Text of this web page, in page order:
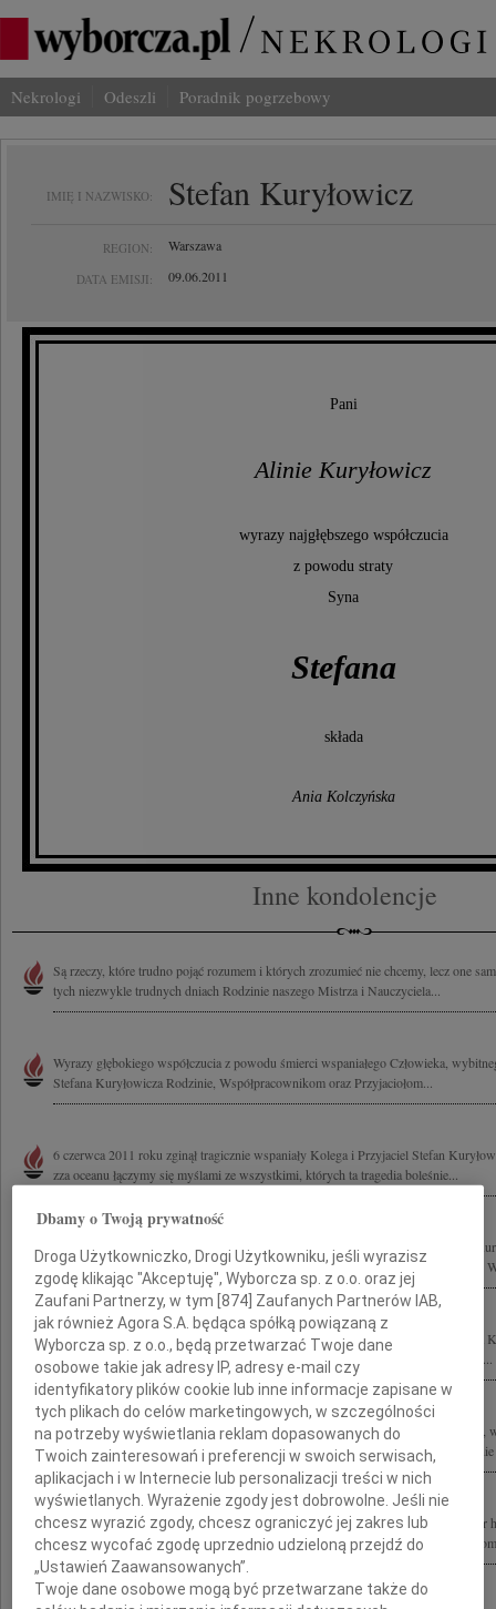
Nekrologi Odeszli Poradnik pogrzebowy
IMIĘ I NAZWISKO: Stefan Kuryłowicz
REGION: Warszawa
DATA EMISJI: 09.06.2011
Pani
Alinie Kuryłowicz
wyrazy najgłębszego współczucia
z powodu straty
Syna
Stefana
składa
Ania Kolczyńska
Inne kondolencje
Są rzeczy, które trudno pojąć rozumem i których zrozumieć nie chcemy, lecz one
tych niezwykle trudnych dniach Rodzinie naszego Mistrza i Nauczyciela...
Wyrazy głębokiego współczucia z powodu śmierci wspaniałego Człowieka,
Stefana Kuryłowicza Rodzinie, Współpracownikom oraz Przyjaciołom...
6 czerwca 2011 roku zginął tragicznie wspaniały Kolega i Przyjaciel Stefan
zza oceanu łączymy się myślami ze wszystkimi, których ta tragedia boleśnie...
Z powodu tragicznej śmierci naszego Kolegi, wybitnego architekta prof. Stefana
Przyjaciołom oraz Współpracownikom składamy wyrazy głębokiego współczucia.
Z wielkim smutkiem i żalem żegnam tragicznie zmarłego Kolegę profesora
tragedii składam wyrazy współczucia prof. Ewie Kuryłowicz wszystkim Bliskim i...
Z wielkim żalem przyjęliśmy wiadomość o tragicznej śmierci wybitnego architekta,
Konkursu Polski Cement w Architekturze prof. arch. Stefana Kuryłowicza Rodzinie
Z prawdziwym smutkiem przyjęliśmy wiadomość o tragicznej śmierci Profesora dr
Wszystkie wybitne projekty na długo zapadną nam w pamięć Rodzinie,
Dbamy o Twoją prywatność
Droga Użytkowniczko, Drogi Użytkowniku, jeśli wyrazisz
zgodę klikając "Akceptuję", Wyborcza sp. z o.o. oraz jej
Zaufani Partnerzy, w tym [874 ] Zaufanych Partnerów IAB,
jak również Agora S.A. będąca spółką powiązaną z
Wyborcza sp. z o.o., będą przetwarzać Twoje dane
osobowe takie jak adresy IP, adresy e-mail czy
identyfikatory plików cookie lub inne informacje zapisane w
tych plikach do celów marketingowych, w szczególności
na potrzeby wyświetlania reklam dopasowanych do
Twoich zainteresowań i preferencji w swoich serwisach,
aplikacjach i w Internecie lub personalizacji treści w nich
wyświetlanych. Wyrażenie zgody jest dobrowolne. Jeśli nie
chcesz wyrazić zgody, chcesz ograniczyć jej zakres lub
chcesz wycofać zgodę uprzednio udzieloną przejdź do
„Ustawień Zaawansowanych”.
Twoje dane osobowe mogą być przetwarzane także do